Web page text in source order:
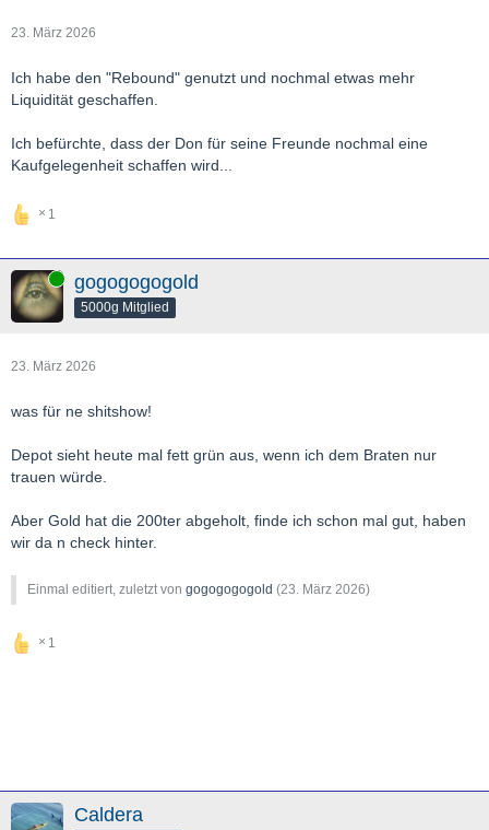
23. März 2026
Ich habe den "Rebound" genutzt und nochmal etwas mehr
Liquidität geschaffen.
Ich befürchte, dass der Don für seine Freunde nochmal eine
Kaufgelegenheit schaffen wird...
1
Online gogogogogold
5000g Mitglied
23. März 2026
was für ne shitshow!
Depot sieht heute mal fett grün aus, wenn ich dem Braten nur
trauen würde.
Aber Gold hat die 200ter abgeholt, finde ich schon mal gut, haben
wir da n check hinter.
Einmal editiert, zuletzt von gogogogogold (23. März 2026)
1
Caldera